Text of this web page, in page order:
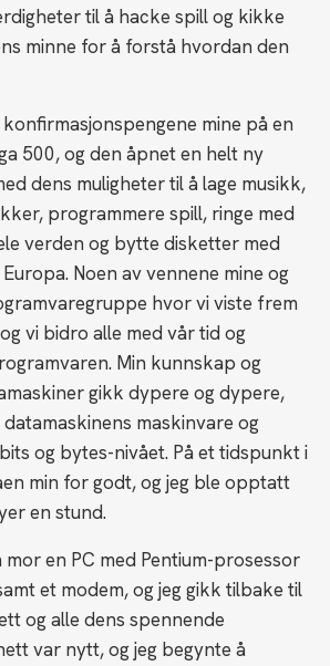
til å hacke spill og kikke
minne for å forstå hvordan den
mine på en
500, og den åpnet en helt ny
dens muligheter til å lage musikk,
programmere spill, ringe med
verden og bytte disketter med
Noen av vennene mine og
hvor vi viste frem
vi bidro alle med vår tid og
Min kunnskap og
gikk dypere og dypere,
maskinvare og
og bytes-nivået. På et tidspunkt i
min for godt, og jeg ble opptatt
en stund.
en PC med Pentium-prosessor
et modem, og jeg gikk tilbake til
og alle dens spennende
var nytt, og jeg begynte å